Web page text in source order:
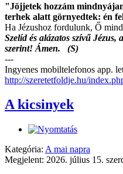
"Jöjjetek hozzám
terhek alatt görnyedtek: én
Ha Jézushoz fordulunk, Ő
Szelíd és alázatos szívű Jézus,
szerint! Ámen. (S)
---
Ingyenes mobiltelefonos app.
http://szeretetfoldje.hu/
A kicsinyek
Kategória: A mai napra
Megjelent: 2026. július 15.